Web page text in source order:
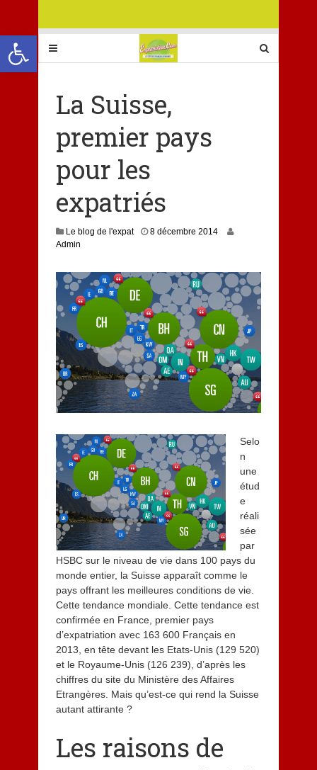
Ouvrir la barre d’outils
La Suisse,
premier pays
pour les
expatriés
Le blog de l'expat 8 décembre 20141
v
r
i
r
0
1
Admin
Selo
n
une
étud
e
réali
sée
par
HSBC sur le niveau de vie dans 100 pays du
monde entier, la Suisse apparaît comme le
pays offrant les meilleures conditions de vie.
Cette tendance mondiale. Cette tendance est
confirmée en France, premier pays
d’expatriation avec 163 600 Français en
2013, en tête devant les Etats-Unis (129 520)
et le Royaume-Unis (126 239), d’après les
chiffres du site du Ministère des Affaires
Etrangères. Mais qu’est-ce qui rend la Suisse
autant attirante ?
Les raisons de